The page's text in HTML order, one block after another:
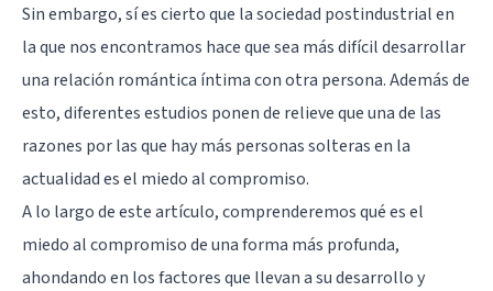
Sin embargo, sí es cierto que la sociedad postindustrial en
la que nos encontramos hace que sea más difícil desarrollar
una relación romántica íntima con otra persona. Además de
esto, diferentes estudios ponen de relieve que una de las
razones por las que hay más personas solteras en la
actualidad es el miedo al compromiso.
A lo largo de este artículo, comprenderemos qué es el
miedo al compromiso de una forma más profunda,
ahondando en los factores que llevan a su desarrollo y